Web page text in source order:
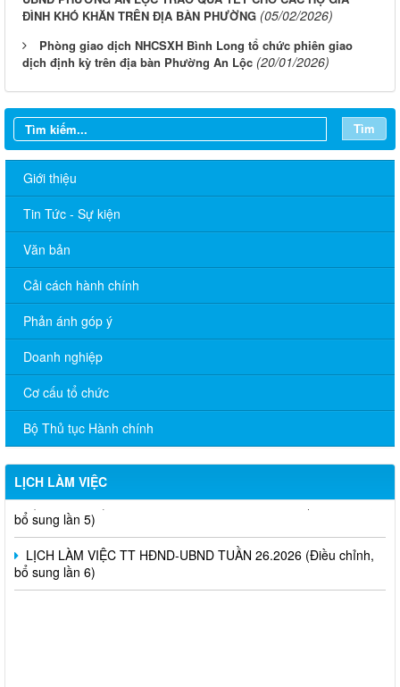
ĐÌNH KHÓ KHĂN TRÊN ĐỊA BÀN PHƯỜNG (05/02/2026)
Phòng giao dịch NHCSXH Bình Long tổ chức phiên giao
dịch định kỳ trên địa bàn Phường An Lộc (20/01/2026)
Tìm
Giới thiệu
Tin Tức - Sự kiện
Văn bản
Cải cách hành chính
Phản ánh góp ý
Doanh nghiệp
Cơ cấu tổ chức
Bộ Thủ tục Hành chính
LỊCH LÀM VIỆC
LỊCH LÀM VIỆC TT HĐND-UBND TUẦN 30.2026 (Điều chỉnh,
bổ sung lần 4)
LỊCH LÀM VIỆC TT HĐND-UBND TUẦN 28.2026 (Điều chỉnh,
LỊCH LÀM VIỆC TT HĐND-UBND TUẦN 27.2026 (Điều chỉnh,
bổ sung lần 5)
LỊCH LÀM VIỆC TT HĐND-UBND TUẦN 26.2026 (Điều chỉnh,
bổ sung lần 6)